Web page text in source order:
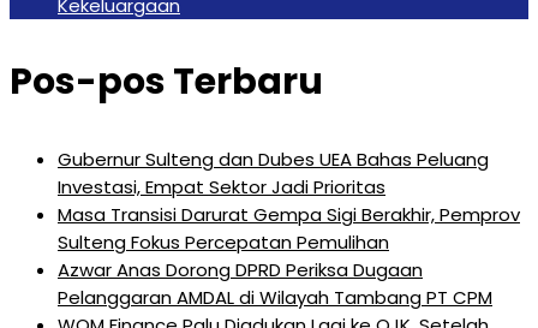
Kekeluargaan
Pos-pos Terbaru
Gubernur Sulteng dan Dubes UEA Bahas Peluang
Investasi, Empat Sektor Jadi Prioritas
Masa Transisi Darurat Gempa Sigi Berakhir, Pemprov
Sulteng Fokus Percepatan Pemulihan
Azwar Anas Dorong DPRD Periksa Dugaan
Pelanggaran AMDAL di Wilayah Tambang PT CPM